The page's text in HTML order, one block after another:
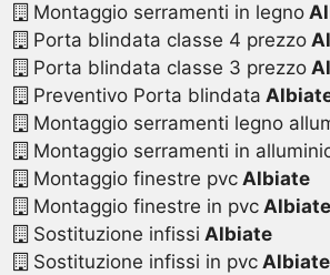
Montaggio serramenti in legno
Porta blindata classe 4 prezzo
Porta blindata classe 3 prezzo
Preventivo Porta blindata
Montaggio serramenti legno
Montaggio serramenti in
Montaggio finestre pvcAlbiate
Montaggio finestre in pvcAlbiate
Sostituzione infissi Albiate
Sostituzione infissi in pvcAlbiate